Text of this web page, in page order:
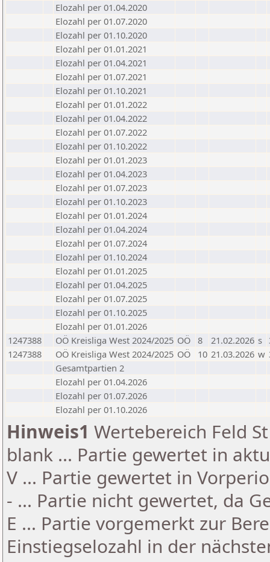
Elozahl per 01.04.2020
Elozahl per 01.07.2020
Elozahl per 01.10.2020
Elozahl per 01.01.2021
Elozahl per 01.04.2021
Elozahl per 01.07.2021
Elozahl per 01.10.2021
Elozahl per 01.01.2022
Elozahl per 01.04.2022
Elozahl per 01.07.2022
Elozahl per 01.10.2022
Elozahl per 01.01.2023
Elozahl per 01.04.2023
Elozahl per 01.07.2023
Elozahl per 01.10.2023
Elozahl per 01.01.2024
Elozahl per 01.04.2024
Elozahl per 01.07.2024
Elozahl per 01.10.2024
Elozahl per 01.01.2025
Elozahl per 01.04.2025
Elozahl per 01.07.2025
Elozahl per 01.10.2025
Elozahl per 01.01.2026
1247388
OÖ Kreisliga West 2024/2025 OÖ 8 21.02.2026 s
1247388
OÖ Kreisliga West 2024/2025 OÖ 10 21.03.2026 w
Gesamtpartien 2
Elozahl per 01.04.2026
Elozahl per 01.07.2026
Elozahl per 01.10.2026
Hinweis1 Wertebereich Feld
blank ... Partie gewertet in
V ... Partie gewertet in
- ... Partie nicht gewertet, da
E ... Partie vorgemerkt zur
Einstiegselozahl in der